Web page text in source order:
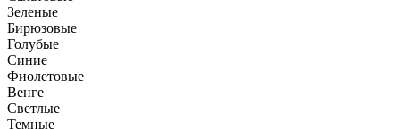
Зеленые
Бирюзовые
Голубые
Синие
Фиолетовые
Венге
Светлые
Темные